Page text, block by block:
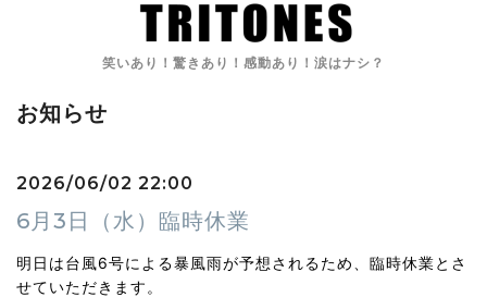
笑いあり！驚きあり！感動あり！涙はナシ？
お知らせ
2026/06/02 22:00
6月3日（水）臨時休業
明日は台風6号による暴風雨が予想されるため、臨時休業とさ
せていただきます。